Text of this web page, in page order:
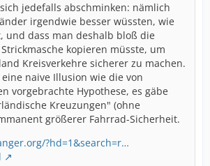
jedefalls abschminken: nämlich
irgendwie besser wüssten, wie
und dass man deshalb bloß die
kopieren müsste, um
Kreisverkehre sicherer zu machen.
eine naive Illusion wie die von
vorgebrachte Hypothese, es gäbe
Kreuzungen" (ohne
größerer Fahrrad-Sicherheit.
?hd=1&search=r…